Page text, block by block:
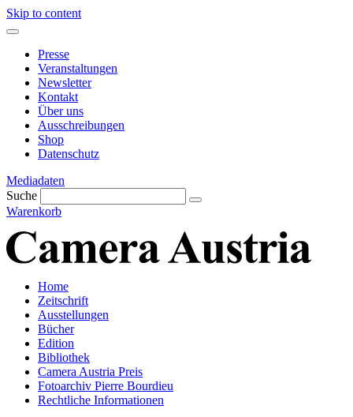
Skip to content
Presse
Veranstaltungen
Newsletter
Kontakt
Über uns
Ausschreibungen
Shop
Datenschutz
Mediadaten
Suche
Warenkorb
Home
Zeitschrift
Ausstellungen
Bücher
Edition
Bibliothek
Camera Austria Preis
Fotoarchiv Pierre Bourdieu
Rechtliche Informationen